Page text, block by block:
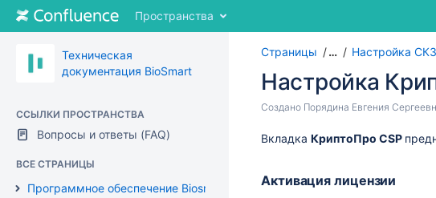
Перейти
Перейти
Перейти
заголовка
Перейти
Пространства
Техническая
документация BioSmart
ССЫЛКИ ПРОСТРАНСТВА
Вопросы и ответы (FAQ)
ВСЕ СТРАНИЦЫ
Программное обеспечение Biosmart-Studio
Страницы … Настройка
Настройка
Перейти
концу
Создано Порядина Евгения
Переход
метаданных
Вкладка КриптоПро CSP
Активация лицензии